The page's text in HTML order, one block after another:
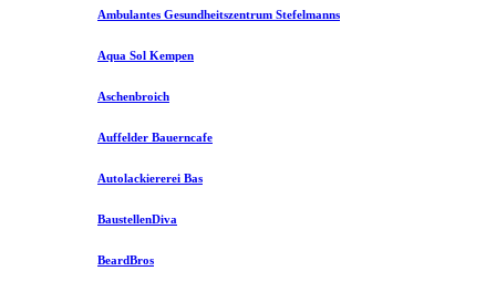
Ambulantes Gesundheitszentrum Stefelmanns
Aqua Sol Kempen
Aschenbroich
Auffelder Bauerncafe
Autolackiererei Bas
BaustellenDiva
BeardBros